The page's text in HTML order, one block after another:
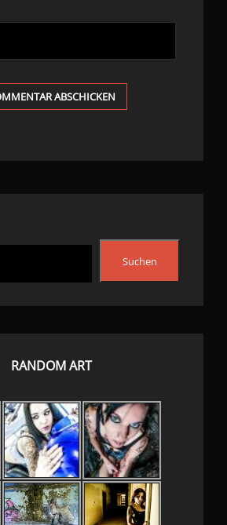
Suchen
RANDOM ART